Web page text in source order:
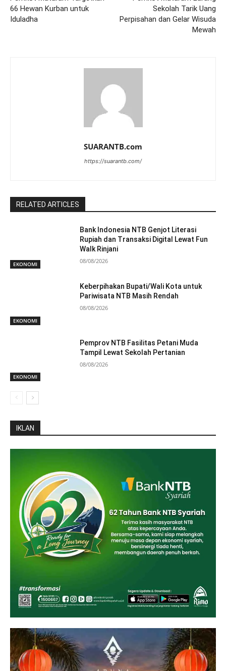
66 Hewan Kurban untuk
Iduladha
Sekolah Tarik Uang
Perpisahan dan Gelar Wisuda
Mewah
SUARANTB.com
https://suarantb.com/
RELATED ARTICLES
EKONOMI
Bank Indonesia NTB Genjot Literasi
Rupiah dan Transaksi Digital Lewat Fun
Walk Rinjani
08/08/2026
EKONOMI
Keberpihakan Bupati/Wali Kota untuk
Pariwisata NTB Masih Rendah
08/08/2026
EKONOMI
Pemprov NTB Fasilitas Petani Muda
Tampil Lewat Sekolah Pertanian
08/08/2026
IKLAN